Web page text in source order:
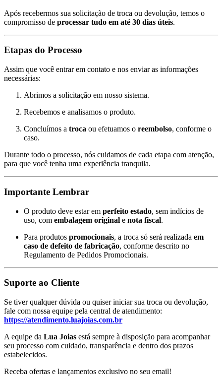
Após recebermos sua solicitação de troca ou devolução, temos o
compromisso de processar tudo em até 30 dias úteis.
Etapas do Processo
Assim que você entrar em contato e nos enviar as informações
necessárias:
Abrimos a solicitação em nosso sistema.
Recebemos e analisamos o produto.
Concluímos a troca ou efetuamos o reembolso, conforme o
caso.
Durante todo o processo, nós cuidamos de cada etapa com atenção,
para que você tenha uma experiência tranquila.
Importante Lembrar
O produto deve estar em perfeito estado, sem indícios de
uso, com embalagem original e nota fiscal.
Para produtos promocionais, a troca só será realizada em
caso de defeito de fabricação, conforme descrito no
Regulamento de Pedidos Promocionais.
Suporte ao Cliente
Se tiver qualquer dúvida ou quiser iniciar sua troca ou devolução,
fale com nossa equipe pela central de atendimento:
https://atendimento.luajoias.com.br
A equipe da Lua Joias está sempre à disposição para acompanhar
seu processo com cuidado, transparência e dentro dos prazos
estabelecidos.
Receba ofertas e lançamentos exclusivo no seu email!